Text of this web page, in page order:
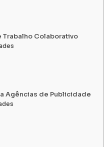
Trabalho Colaborativo
Agências de Publicidade